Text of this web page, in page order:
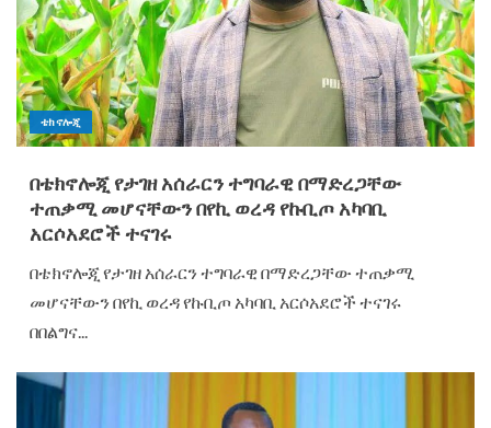
ቴክኖሎጂ
በቴክኖሎጂ የታገዘ አሰራርን ተግባራዊ በማድረጋቸው
ተጠቃሚ መሆናቸውን በየኪ ወረዳ የኩቢጦ አካባቢ
አርሶአደሮች ተናገሩ
በቴክኖሎጂ የታገዘ አሰራርን ተግባራዊ በማድረጋቸው ተጠቃሚ
መሆናቸውን በየኪ ወረዳ የኩቢጦ አካባቢ አርሶአደሮች ተናገሩ
በበልግና...